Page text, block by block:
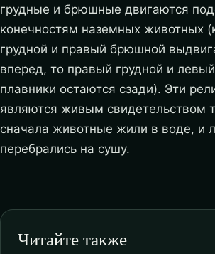
грудные и брюшные двигаются
конечностям наземных животных
грудной и правый брюшной
вперед, то правый грудной и
плавники остаются сзади). Эти
являются живым свидетельством
сначала животные жили в воде, и
перебрались на сушу.
Читайте также